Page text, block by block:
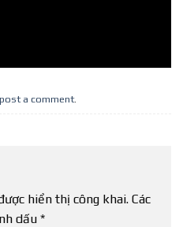
post a comment.
hiển thị công khai. Các
dấu *